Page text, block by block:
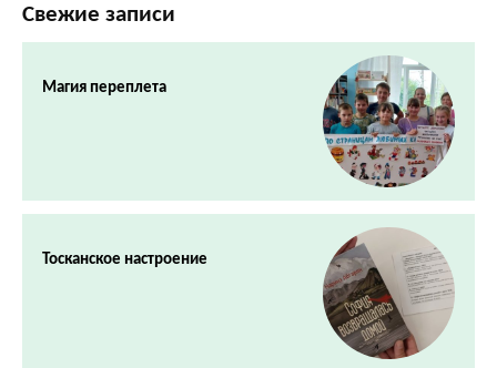
Свежие записи
Магия переплета
Тосканское настроение